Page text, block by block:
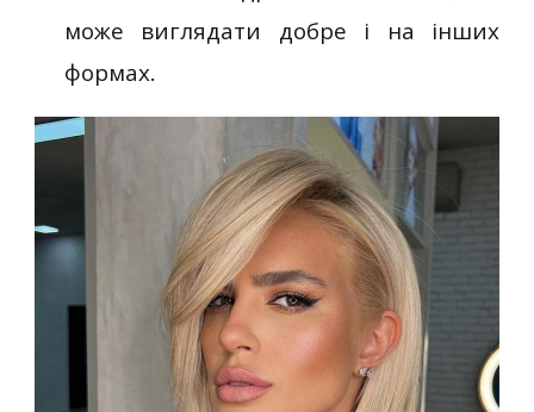
може виглядати добре і на інших
формах.